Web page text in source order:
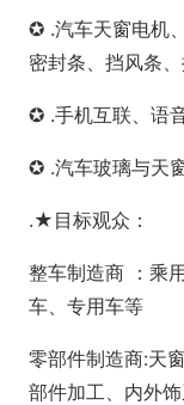
✪ .汽车天窗电机
密封条、挡风条
✪ .手机互联、语
✪ .汽车玻璃与天
.★目标观众：
整车制造商 ：乘
车、专用车等
零部件制造商:天
部件加工、内外